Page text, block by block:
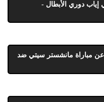
إياب دوري الأبطال -
عن مباراة مانشستر سيتي ضد